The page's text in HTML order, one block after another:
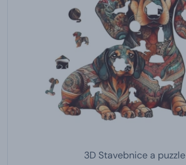
3D Stavebnice a puzzle